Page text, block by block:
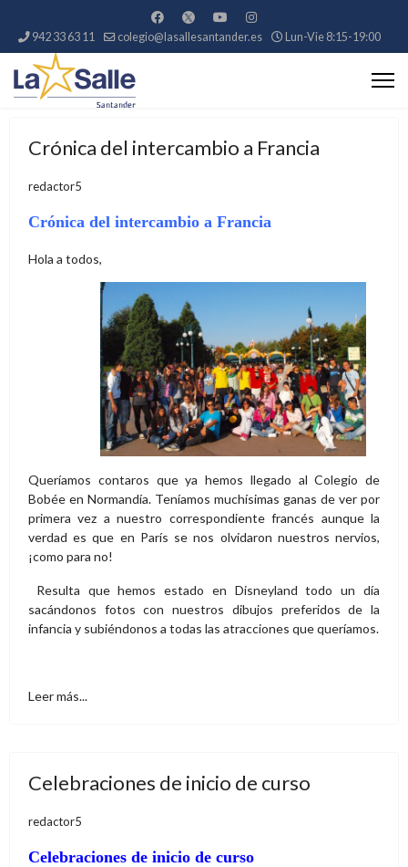
942 33 63 11 colegio@lasallesantander.es Lun-Vie 8:15-19:00
Crónica del intercambio a Francia
redactor5
Crónica del intercambio a Francia
Hola a todos,
Queríamos contaros que ya hemos llegado al Colegio de
Bobée en Normandía. Teníamos muchísimas ganas de ver por
primera vez a nuestro correspondiente francés aunque la
verdad es que en París se nos olvidaron nuestros nervios,
¡como para no!
Resulta que hemos estado en Disneyland todo un día
sacándonos fotos con nuestros dibujos preferidos de la
infancia y subiéndonos a todas las atracciones que queríamos.
Leer más...
Celebraciones de inicio de curso
redactor5
Celebraciones de inicio de curso